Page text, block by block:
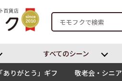
すべてのシーン
「ありがとう」ギフ
敬老会・シニア